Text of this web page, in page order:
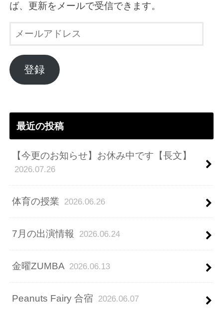
ば、更新をメールで受信できます。
ル
ア
ド
登録
最近の投稿
【今更のお知らせ】お休み中です【長文】
2026.07.26
体育の授業 2026.06.26
7月の出演情報 2026.06.24
金曜ZUMBA 2026.06.13
Peanuts Fairy 合宿 2026.06.07